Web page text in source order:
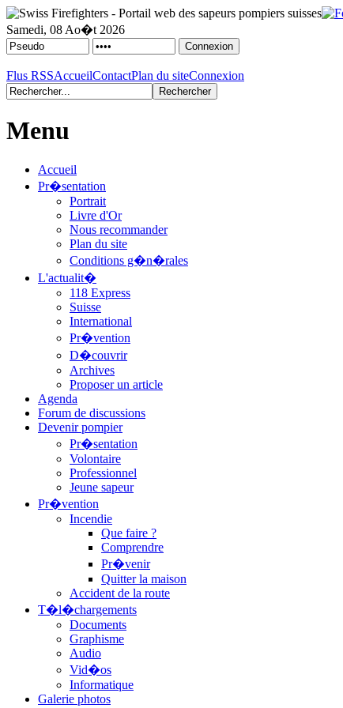
Samedi, 08 Ao�t 2026
Flus RSSAccueilContactPlan du siteConnexion
Menu
Accueil
Pr�sentation
Portrait
Livre d'Or
Nous recommander
Plan du site
Conditions g�n�rales
L'actualit�
118 Express
Suisse
International
Pr�vention
D�couvrir
Archives
Proposer un article
Agenda
Forum de discussions
Devenir pompier
Pr�sentation
Volontaire
Professionnel
Jeune sapeur
Pr�vention
Incendie
Que faire ?
Comprendre
Pr�venir
Quitter la maison
Accident de la route
T�l�chargements
Documents
Graphisme
Audio
Vid�os
Informatique
Galerie photos